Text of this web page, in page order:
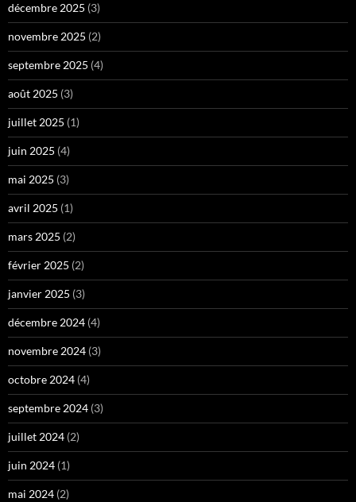
décembre 2025 (3)
novembre 2025 (2)
septembre 2025 (4)
août 2025 (3)
juillet 2025 (1)
juin 2025 (4)
mai 2025 (3)
avril 2025 (1)
mars 2025 (2)
février 2025 (2)
janvier 2025 (3)
décembre 2024 (4)
novembre 2024 (3)
octobre 2024 (4)
septembre 2024 (3)
juillet 2024 (2)
juin 2024 (1)
mai 2024 (2)